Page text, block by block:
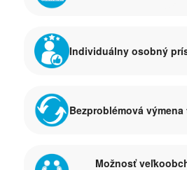
Individuálny osobný
Bezproblémová výmena
Možnosť